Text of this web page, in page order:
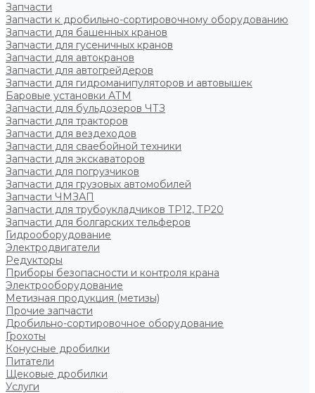
Запчасти
Запчасти к дробильно-сортировочному оборудованию
Запчасти для башенных кранов
Запчасти для гусеничных кранов
Запчасти для автокранов
Запчасти для автогрейдеров
Запчасти для гидроманипуляторов и автовышек
Баровые установки АТМ
Запчасти для бульдозеров ЧТЗ
Запчасти для тракторов
Запчасти для вездеходов
Запчасти для сваебойной техники
Запчасти для экскаваторов
Запчасти для погрузчиков
Запчасти для грузовых автомобилей
Запчасти ЧМЗАП
Запчасти для трубоукладчиков ТР12, ТР20
Запчасти для болгарских тельферов
Гидрооборудование
Электродвигатели
Редукторы
Приборы безопасности и контроля крана
Электрооборудование
Метизная продукция (метизы)
Прочие запчасти
Дробильно-сортировочное оборудование
Грохоты
Конусные дробилки
Питатели
Щековые дробилки
Услуги